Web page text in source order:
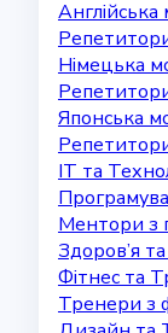
Англійська
Німецька
Японська
IT та
Ментори з
Здоров’я
Фітнес та
Тренери з